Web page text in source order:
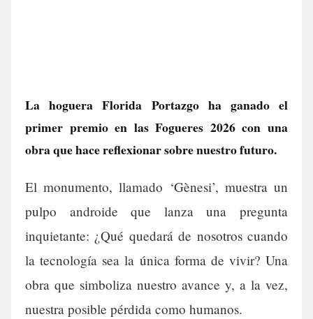
La hoguera Florida Portazgo ha ganado el
primer premio en las Fogueres 2026 con una
obra que hace reflexionar sobre nuestro futuro.
El monumento, llamado ‘Gènesi’, muestra un
pulpo androide que lanza una pregunta
inquietante: ¿Qué quedará de nosotros cuando
la tecnología sea la única forma de vivir? Una
obra que simboliza nuestro avance y, a la vez,
nuestra posible pérdida como humanos.